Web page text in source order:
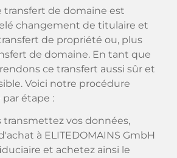
transfert de domaine est
changement de titulaire et
de propriété ou, plus
de domaine. En tant que
ce transfert aussi sûr et
Voici notre procédure
étape :
transmettez vos données,
à ELITEDOMAINS GmbH
et achetez ainsi le